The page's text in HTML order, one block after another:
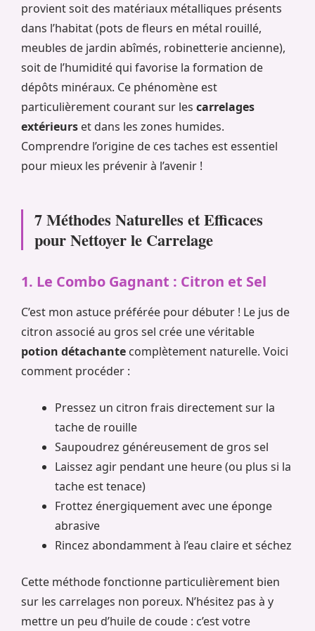
provient soit des matériaux métalliques présents
dans l’habitat (pots de fleurs en métal rouillé,
meubles de jardin abîmés, robinetterie ancienne),
soit de l’humidité qui favorise la formation de
dépôts minéraux. Ce phénomène est
particulièrement courant sur les carrelages
extérieurs et dans les zones humides.
Comprendre l’origine de ces taches est essentiel
pour mieux les prévenir à l’avenir !
7 Méthodes Naturelles et Efficaces
pour Nettoyer le Carrelage
1. Le Combo Gagnant : Citron et Sel
C’est mon astuce préférée pour débuter ! Le jus de
citron associé au gros sel crée une véritable
potion détachante complètement naturelle. Voici
comment procéder :
Pressez un citron frais directement sur la
tache de rouille
Saupoudrez généreusement de gros sel
Laissez agir pendant une heure (ou plus si la
tache est tenace)
Frottez énergiquement avec une éponge
abrasive
Rincez abondamment à l’eau claire et séchez
Cette méthode fonctionne particulièrement bien
sur les carrelages non poreux. N’hésitez pas à y
mettre un peu d’huile de coude : c’est votre